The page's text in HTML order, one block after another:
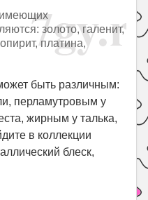
золото, галенит,
платина,
быть различным:
перламутровым у
жирным у талька,
в коллекции
блеск,